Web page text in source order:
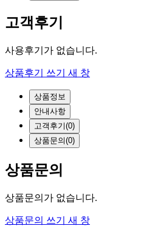
고객후기
사용후기가 없습니다.
상품후기 쓰기 새 창
상품정보
안내사항
고객후기(0)
상품문의(0)
상품문의
상품문의가 없습니다.
상품문의 쓰기
새 창